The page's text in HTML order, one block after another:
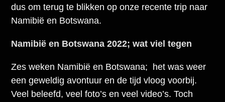
dus om terug te blikken op onze recente trip naar
Namibië en Botswana.
Namibië en Botswana 2022; wat viel tegen
Zes weken Namibië en Botswana; het was weer
een geweldig avontuur en de tijd vloog voorbij.
Veel beleefd, veel foto’s en veel video’s. Toch